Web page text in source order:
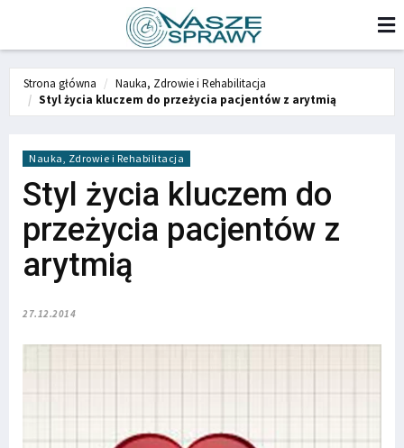
Strona główna
Nauka, Zdrowie i Rehabilitacja
Styl życia kluczem do przeżycia pacjentów z arytmią
Nauka, Zdrowie i Rehabilitacja
Styl życia kluczem do
przeżycia pacjentów z
arytmią
27.12.2014